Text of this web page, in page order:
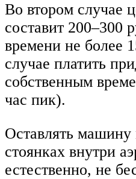
Во втором случае
составит 200–300
времени не более
случае платить
собственным
час пик).
Оставлять
стоянках внутри
естественно, не